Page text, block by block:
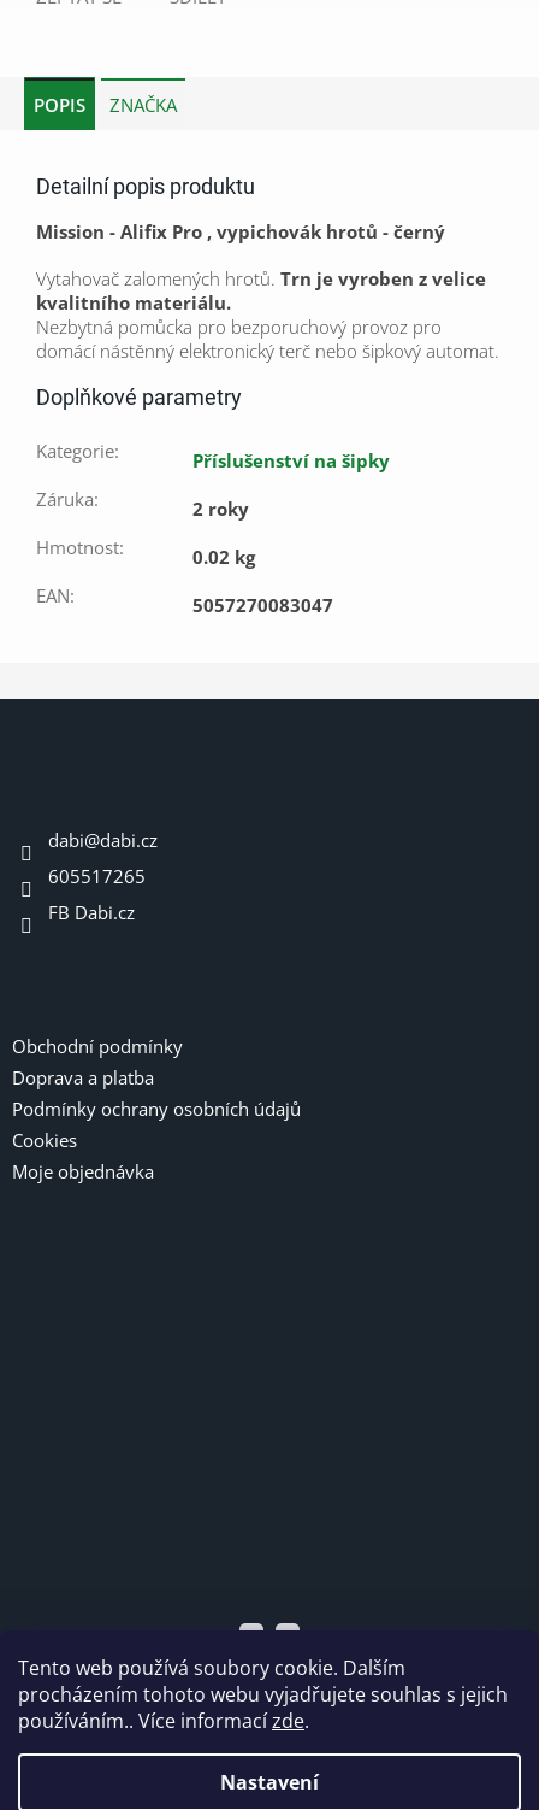
Tento web používá soubory cookie. Dalším
procházením tohoto webu vyjadřujete souhlas s jejich
používáním.. Více informacízde.
Nastavení
POPIS ZNAČKA
Detailní popis produktu
Mission - Alifix Pro , vypichovák hrotů - černý
Vytahovač zalomených hrotů. Trn je vyroben z velice
kvalitního materiálu.
Nezbytná pomůcka pro bezporuchový provoz pro
domácí nástěnný elektronický terč nebo šipkový automat.
Doplňkové parametry
Kategorie:
Příslušenství na šipky
Záruka:
2 roky
Hmotnost:
0.02 kg
EAN: 5057270083047
dabi@dabi.cz
605517265
FB Dabi.cz
Obchodní podmínky
Doprava a platba
Podmínky ochrany osobních údajů
Cookies
Moje objednávka
Vytvořil Shoptet